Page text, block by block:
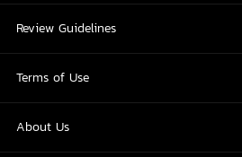
Review Guidelines
Terms of Use
About Us